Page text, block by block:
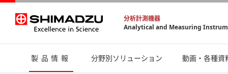
分析計測機器
Analytical and Measuring
製品情報 分野別ソリューション 動画・各種資